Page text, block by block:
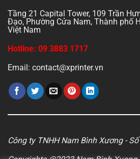
Tầng 21 Capital Tower, 109 Trần
Đạo, Phường Cửa Nam, Thành phố
Việt Nam
Hotline: 09 3883 1717
Email: contact@xprinter.vn
Công ty TNHH Nam Bình Xương -